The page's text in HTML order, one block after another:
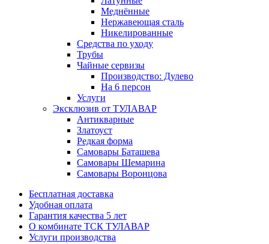
Меднённые
Нержавеющая сталь
Никелированные
Средства по уходу
Трубы
Чайные сервизы
Производство: Дулево
На 6 персон
Услуги
Эксклюзив от ТУЛАВАР
Антикварные
Златоуст
Редкая форма
Самовары Баташева
Самовары Шемарина
Самовары Воронцова
Бесплатная доставка
Удобная оплата
Гарантия качества 5 лет
О комбинате ТСК ТУЛАВАР
Услуги производства